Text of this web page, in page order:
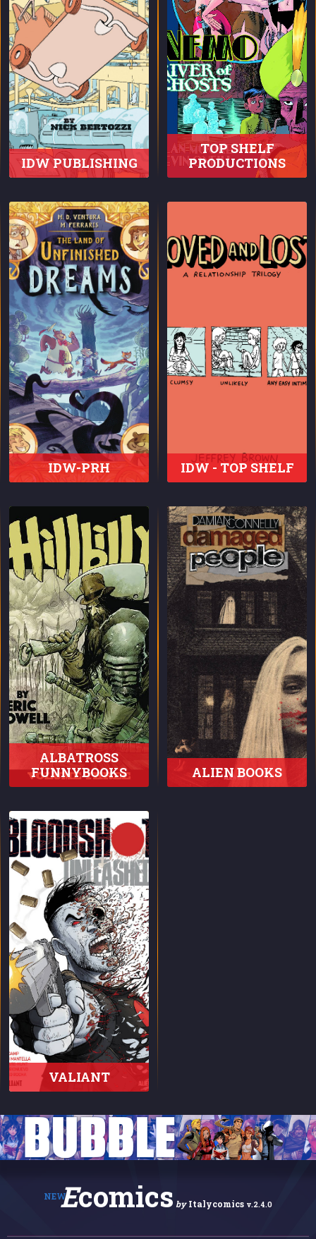
IDW PUBLISHING
TOP SHELF
PRODUCTIONS
IDW-PRH IDW - TOP SHELF
ALBATROSS
FUNNYBOOKS
ALIEN BOOKS
VALIANT
NEWEcomics by Italycomics v.2.4.0